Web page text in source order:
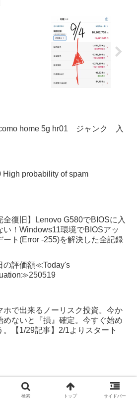
home 5g hr01 ジャンク 入
High probability of spam
全復旧】Lenovo G580でBIOSに入
い！Windows11環境でBIOSアッ
ート(Error -255)を解決した全記録
の評価額≪Today's
ホで出来るノーリスク投資。今か
めないと『損』確定。今すぐ始め
。【1/29記事】2/1よりスタート
検索 トップ サイドバー